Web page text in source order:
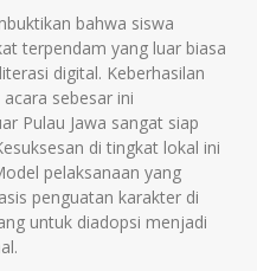
bahwa siswa
terpendam yang luar biasa
digital. Keberhasilan
sebesar ini
Pulau Jawa sangat siap
di tingkat lokal ini
pelaksanaan yang
penguatan karakter di
untuk diadopsi menjadi